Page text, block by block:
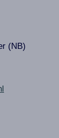
(NB)